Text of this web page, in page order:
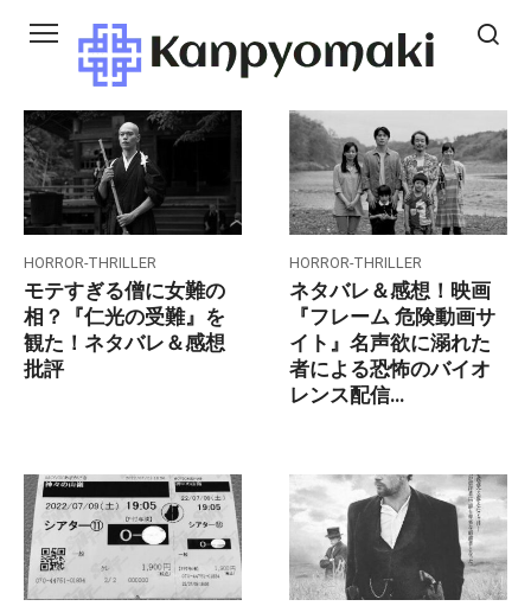
HORROR-THRILLER
モテすぎる僧に女難の
相？『仁光の受難』を
観た！ネタバレ＆感想
批評
HORROR-THRILLER
ネタバレ＆感想！映画
『フレーム 危険動画サ
イト』名声欲に溺れた
者による恐怖のバイオ
レンス配信…